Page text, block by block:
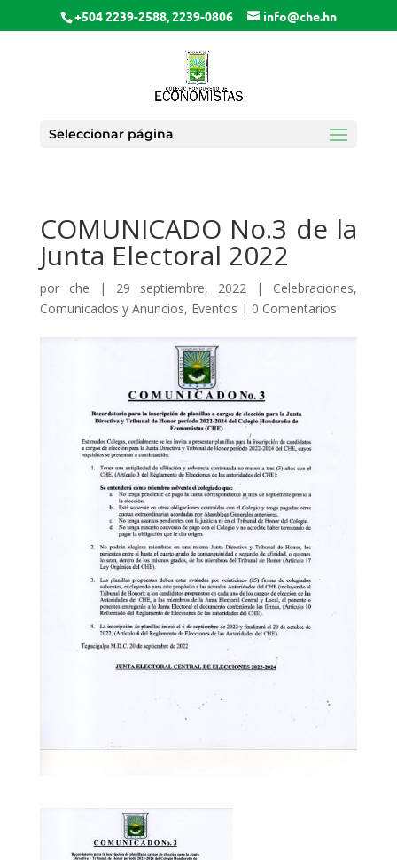
+504 2239-2588, 2239-0806 info@che.hn
Seleccionar página
COMUNICADO No.3 de la
Junta Electoral 2022
por che | 29 septiembre, 2022 | Celebraciones,
Comunicados y Anuncios, Eventos | 0 Comentarios